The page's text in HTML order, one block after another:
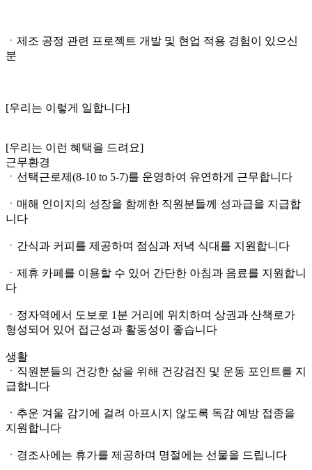
ㆍ제조 공정 관련 프로젝트 개발 및 현업 적용 경험이 있으신
분
[우리는 이렇게 일합니다]
[우리는 이런 혜택을 드려요]
근무환경
ㆍ선택근로제(8-10 to 5-7)를 운영하여 유연하게 근무합니다
ㆍ매해 인이지의 성장을 함께한 직원분들께 성과급을 지급합
니다
ㆍ간식과 커피를 제공하며 점심과 저녁 식대를 지원합니다
ㆍ제휴 카페를 이용할 수 있어 간단한 아침과 음료를 지원합니
다
ㆍ정자역에서 도보로 1분 거리에 위치하며 상권과 산책로가
형성되어 있어 접근성과 활동성이 좋습니다
생활
ㆍ직원분들의 건강한 삶을 위해 건강검진 및 운동 포인트를 지
급합니다
ㆍ추운 겨울 감기에 걸려 아프시지 않도록 독감 예방 접종을
지원합니다
ㆍ경조사에는 휴가를 제공하며 명절에는 선물을 드립니다